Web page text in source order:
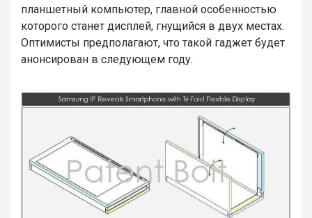
планшетный компьютер, главной особенностью
которого станет дисплей, гнущийся в двух местах.
Оптимисты предполагают, что такой гаджет будет
анонсирован в следующем году.